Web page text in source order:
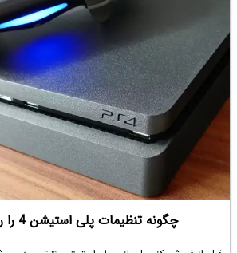
چگونه تنظیمات پلی استیشن 4 را ریست کنیم؟